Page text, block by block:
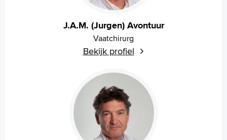
J.A.M. (Jurgen) Avontuur
Vaatchirurg
Bekijk profiel